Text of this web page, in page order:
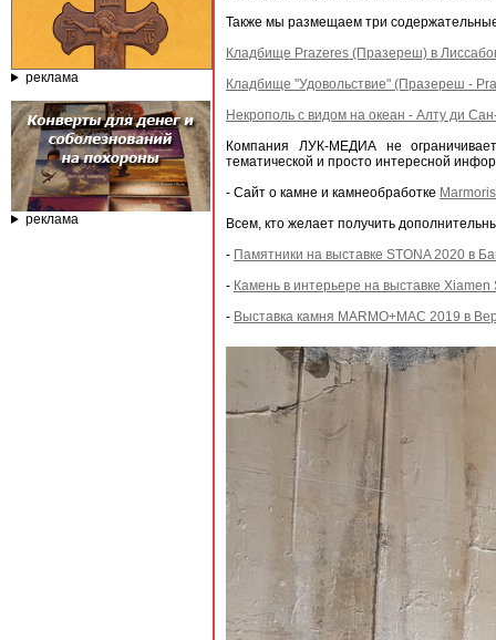
реклама
реклама
Также мы размещаем три содержательные
Кладбище Prazeres (Празереш) в
Кладбище "Удовольствие" (Празереш -
Некрополь с видом на океан - Алту ди
Компания ЛУК-МЕДИА не
тематической и просто интересной
- Сайт о камне и камнеобработке
Всем, кто желает получить
- Памятники на выставке STONA 2020 в
- Камень в интерьере на выставке
- Выставка камня MARMO+MAC 2019 в